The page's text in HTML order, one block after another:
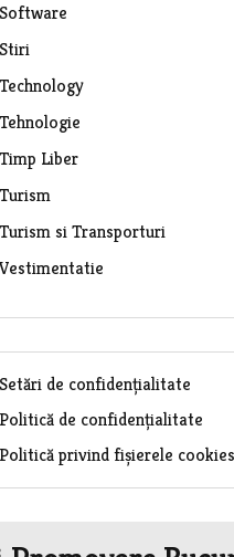
Software
Stiri
Technology
Tehnologie
Timp Liber
Turism
Turism si Transporturi
Vestimentatie
Setări de confidențialitate
Politică de confidențialitate
Politică privind fișierele cookies